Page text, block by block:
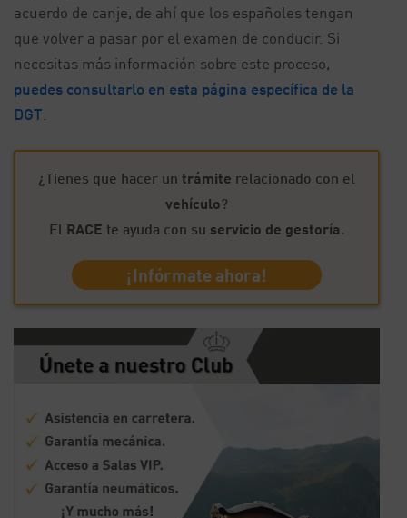
acuerdo de canje, de ahí que los españoles tengan
que volver a pasar por el examen de conducir. Si
necesitas más información sobre este proceso,
puedes consultarlo en esta página específica de la
DGT
¿Tienes que hacer un trámite relacionado con el
vehículo?
El RACE te ayuda con su servicio de gestoría
¡Infórmate ahora!